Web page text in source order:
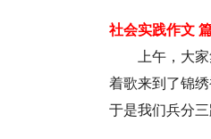
社会实践作文
上午，大
着歌来到了锦
于是我们兵分三